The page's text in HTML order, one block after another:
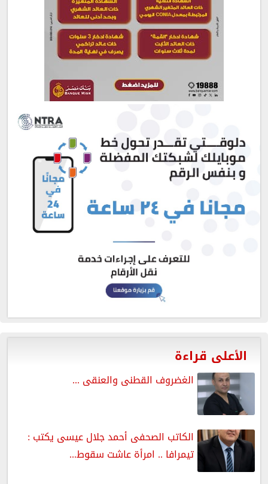
الأعلى قراءة
الغضروف القطنى والعنقى ...
الكاتب الصحفى أحمد جلال عيسى يكتب :
تيمرافا .. امرأة عاشت سقوط...